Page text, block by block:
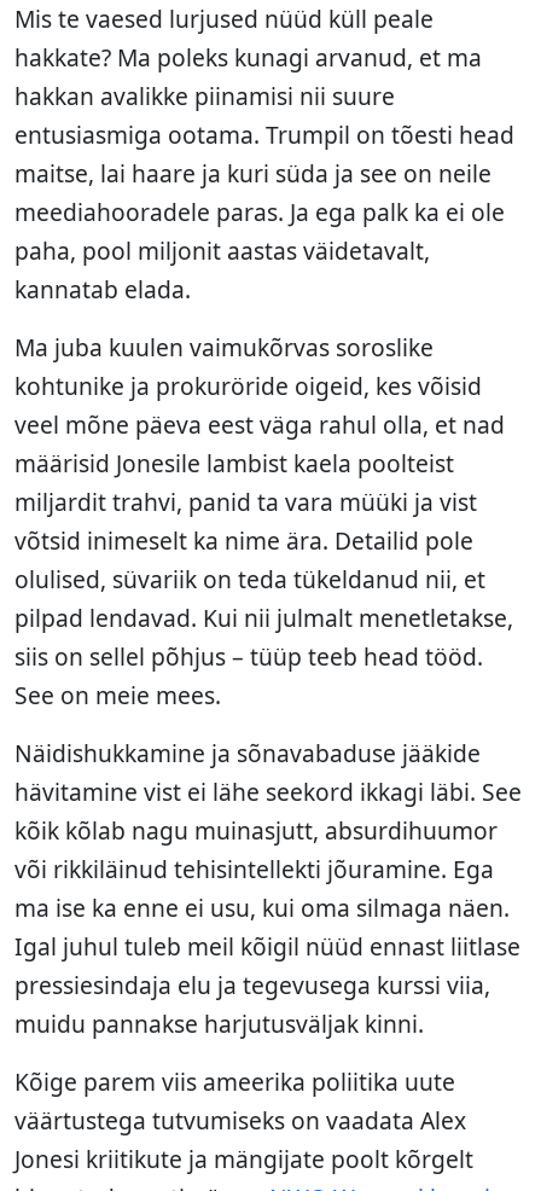
Mis te vaesed lurjused nüüd küll peale
hakkate? Ma poleks kunagi arvanud, et ma
hakkan avalikke piinamisi nii suure
entusiasmiga ootama. Trumpil on tõesti head
maitse, lai haare ja kuri süda ja see on neile
meediahooradele paras. Ja ega palk ka ei ole
paha, pool miljonit aastas väidetavalt,
kannatab elada.
Ma juba kuulen vaimukõrvas soroslike
kohtunike ja prokuröride oigeid, kes võisid
veel mõne päeva eest väga rahul olla, et nad
määrisid Jonesile lambist kaela poolteist
miljardit trahvi, panid ta vara müüki ja vist
võtsid inimeselt ka nime ära. Detailid pole
olulised, süvariik on teda tükeldanud nii, et
pilpad lendavad. Kui nii julmalt menetletakse,
siis on sellel põhjus – tüüp teeb head tööd.
See on meie mees.
Näidishukkamine ja sõnavabaduse jääkide
hävitamine vist ei lähe seekord ikkagi läbi. See
kõik kõlab nagu muinasjutt, absurdihuumor
või rikkiläinud tehisintellekti jõuramine. Ega
ma ise ka enne ei usu, kui oma silmaga näen.
Igal juhul tuleb meil kõigil nüüd ennast liitlase
pressiesindaja elu ja tegevusega kurssi viia,
muidu pannakse harjutusväljak kinni.
Kõige parem viis ameerika poliitika uute
väärtustega tutvumiseks on vaadata Alex
Jonesi kriitikute ja mängijate poolt kõrgelt